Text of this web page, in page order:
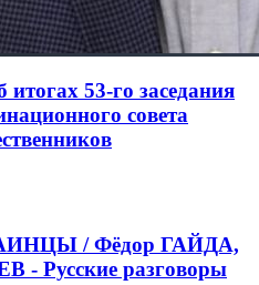
53-го заседания
совета
/ Фёдор ГАЙДА,
- Русские разговоры